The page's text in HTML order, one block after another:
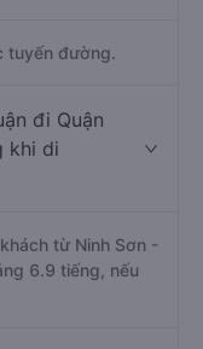
tuyến đường.
đi Quận
khi di
từ Ninh Sơn -
6.9 tiếng, nếu